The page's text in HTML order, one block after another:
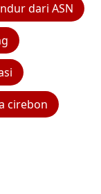
dari ASN
cirebon